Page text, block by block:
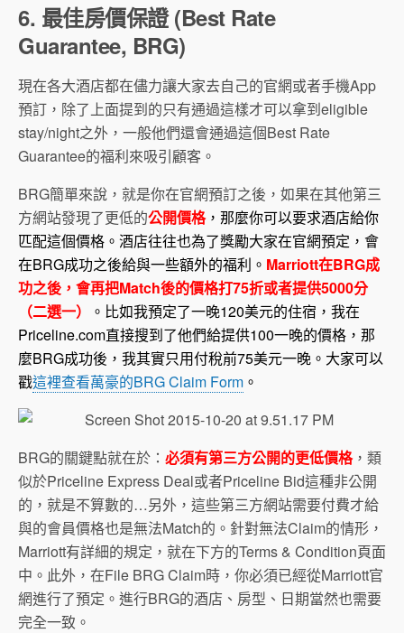
6. 最佳房價保證 (Best Rate
Guarantee, BRG)
現在各大酒店都在儘力讓大家去自己的官網或者手機App
預訂，除了上面提到的只有通過這樣才可以拿到eligible
stay/night之外，一般他們還會通過這個Best Rate
Guarantee的福利來吸引顧客。
BRG簡單來說，就是你在官網預訂之後，如果在其他第三
方網站發現了更低的公開價格，那麼你可以要求酒店給你
匹配這個價格。酒店往往也為了獎勵大家在官網預定，會
在BRG成功之後給與一些額外的福利。 Marriott在BRG成
功之後，會再把Match後的價格打75折或者提供5000分
（二選一）
。比如我預定了一晚120美元的住宿，我在
Priceline.com直接搜到了他們給提供100一晚的價格，那
麼BRG成功後，我其實只用付稅前75美元一晚。大家可以
戳這裡查看萬豪的BRG Claim Form 。
BRG的關鍵點就在於： 必須有第三方公開的更低價格，類
似於Priceline Express Deal或者Priceline Bid這種非公開
的，就是不算數的…另外，這些第三方網站需要付費才給
與的會員價格也是無法Match的。針對無法Claim的情形，
Marriott有詳細的規定，就在下方的Terms & Condition頁面
中。此外，在File BRG Claim時，你必須已經從Marriott官
網進行了預定。進行BRG的酒店、房型、日期當然也需要
完全一致。